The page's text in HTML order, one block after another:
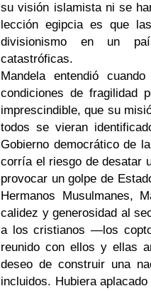
su visión islamista ni se
lección egipcia es que
divisionismo en un
catastróficas.
Mandela entendió
condiciones de fragilidad
imprescindible, que su
todos se vieran
Gobierno democrático de
corría el riesgo de desatar
provocar un golpe de
Hermanos Musulmanes,
calidez y generosidad al
a los cristianos —los
reunido con ellos y ellas
deseo de construir una
incluidos. Hubiera